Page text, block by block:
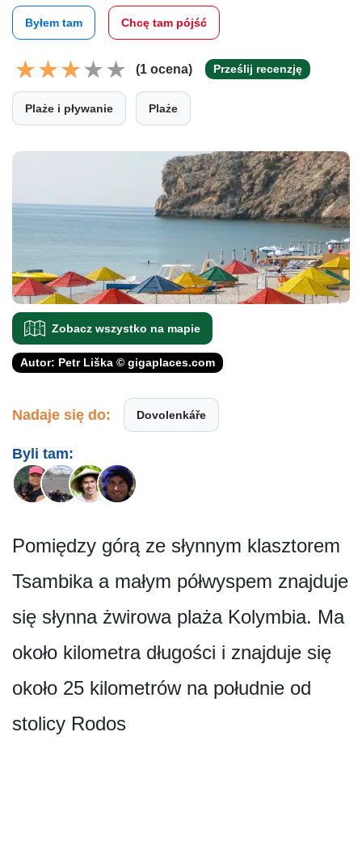
Byłem tam Chcę tam pójść
(1 ocena) Prześlij recenzję
Plaże i pływanie Plaże
Zobacz wszystko na mapie
Autor: Petr Liška © gigaplaces.com
Nadaje się do: Dovolenkáře
Byli tam:
Pomiędzy górą ze słynnym klasztorem
Tsambika a małym półwyspem znajduje
się słynna żwirowa plaża Kolymbia. Ma
około kilometra długości i znajduje się
około 25 kilometrów na południe od
stolicy Rodos